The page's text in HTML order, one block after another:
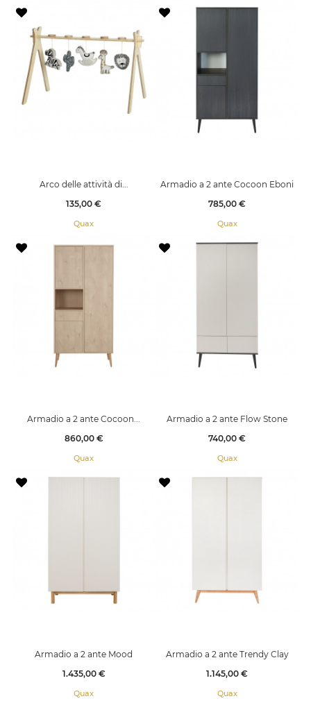
Arco delle attività di...
Prezzo
135,00 €
Quax
Armadio a 2 ante Cocoon Eboni
Prezzo
785,00 €
Quax
Armadio a 2 ante Cocoon...
Prezzo
860,00 €
Quax
Armadio a 2 ante Flow Stone
Prezzo
740,00 €
Quax
Armadio a 2 ante Mood
Prezzo
1.435,00 €
Quax
Armadio a 2 ante Trendy Clay
Prezzo
1.145,00 €
Quax